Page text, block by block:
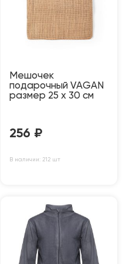
Мешочек
подарочный VAGAN
размер 25 х 30 см
256 ₽
В наличии: 212 шт